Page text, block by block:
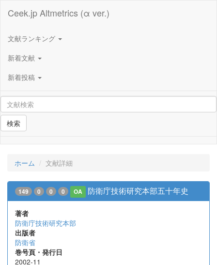
Ceek.jp Altmetrics (α ver.)
文献ランキング
新着文献
新着投稿
検索
ホーム 文献詳細
149 0 0 0 OA 防衛庁技術研究本部五十年史
著者
防衛庁技術研究本部
出版者
防衛省
巻号頁・発行日
2002-11